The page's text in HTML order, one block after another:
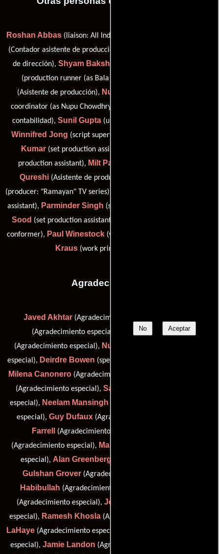
No Aceptar
Roshan Abbas(liaison: All India Radio FM),
(Contador asistente de producción),
de dirección), Shyam Bakshi
(production runner (as Bala Krishna)),
(Asistente de producción), Nupu Chaudhuri
coordinator (as Nupu Chowdhry)),
contabilidad), Sunil Gupta(unit doctor (as Dr. Sunil Gupta)),
Winnifred Jong (script supervisor (as Winnie Jong)),
Kumar(set production assistant),
production assistant), Milt Patel
Qureshi(Asistente de producción),
(producer: "Ramayan" TV series),
assistant), Parminder Singh (set production assistant),
Sood (set production assistant),
conformer), Paul Winestock(work print conformer) y
Kraus (work print conformer (u))
Agradecimientos
Javed Akhtar (Agradecimiento especial),
(Agradecimiento especial), Elisabetta Beraldo
(Agradecimiento especial), Nutan Bhalla
especial), Deirdre Bowen (special thanks (as Dierdre Bowen)),
Milena Canonero (Agradecimiento especial),
(Agradecimiento especial), Satjir Chahil
especial), Neelam Mansingh Chowdhury
especial), Guy Dufaux(Agradecimiento especial),
Farrell
(Agradecimiento especial),
(Agradecimiento especial), Marina Geffner
especial), Alan Greenberg
Gulshan Grover (Agradecimiento especial),
Habibullah (Agradecimiento especial),
(Agradecimiento especial), John Illidge
especial), Ramesh Khosla(Agradecimiento especial),
LaHaye (Agradecimiento especial),
especial), Jamie Landon (Agradecimiento especial),